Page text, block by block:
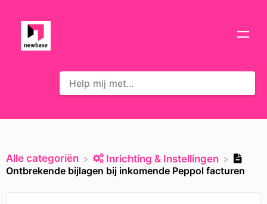
Alle categoriën
​Inrichting & Instellingen
Ontbrekende bijlagen bij inkomende Peppol facturen